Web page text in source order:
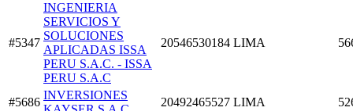
#5347
INGENIERIA
SERVICIOS Y
SOLUCIONES
APLICADAS ISSA
PERU S.A.C. - ISSA
PERU S.A.C
20546530184 LIMA
#5686
INVERSIONES
20492465527 LIMA